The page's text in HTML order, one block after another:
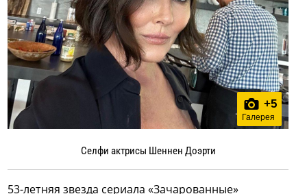
+5
Галерея
Селфи актрисы Шеннен Доэрти
53-летняя звезда сериала «Зачарованные»